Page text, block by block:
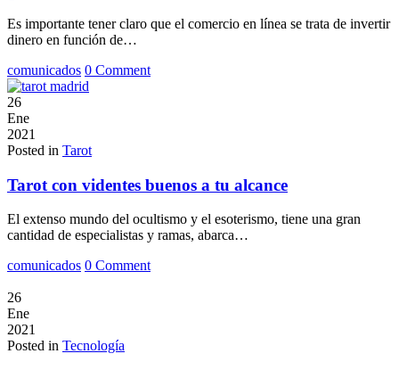
Es importante tener claro que el comercio en línea se trata de invertir
dinero en función de…
comunicados 0 Comment
26
Ene
2021
Posted in Tarot
Tarot con videntes buenos a tu alcance
El extenso mundo del ocultismo y el esoterismo, tiene una gran
cantidad de especialistas y ramas, abarca…
comunicados 0 Comment
26
Ene
2021
Posted in Tecnología